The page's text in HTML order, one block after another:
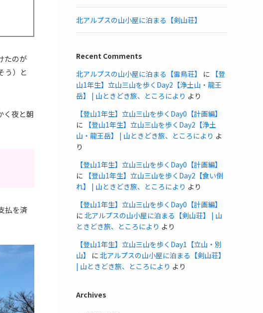
たのが
う）と
く夜と朝
払を済
北アルプスの山小屋に泊まる【剣山荘】
Recent Comments
北アルプスの山小屋に泊まる【雷鳥荘】
に
【登
山1年生】立山三山を歩くDay2【浄土山・龍王
岳】 | 山ときどき旅、ところにより より
【登山1年生】立山三山を歩くDay0【計画編】
に
【登山1年生】立山三山を歩くDay2【浄土
山・龍王岳】 | 山ときどき旅、ところにより よ
り
【登山1年生】立山三山を歩くDay0【計画編】
に
【登山1年生】立山三山を歩くDay2【食い倒
れ】 | 山ときどき旅、ところにより より
【登山1年生】立山三山を歩くDay0【計画編】
に 北アルプスの山小屋に泊まる【剣山荘】 | 山
ときどき旅、ところにより より
【登山1年生】立山三山を歩くDay1【立山・別
山】
に 北アルプスの山小屋に泊まる【剣山荘】
| 山ときどき旅、ところにより より
Archives